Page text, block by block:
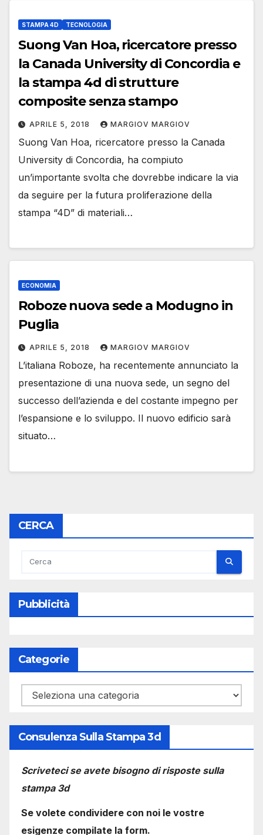
STAMPA 4D TECNOLOGIA
Suong Van Hoa, ricercatore presso
la Canada University di Concordia e
la stampa 4d di strutture
composite senza stampo
APRILE 5, 2018 MARGIOV MARGIOV
Suong Van Hoa, ricercatore presso la Canada
University di Concordia, ha compiuto
un’importante svolta che dovrebbe indicare la via
da seguire per la futura proliferazione della
stampa “4D” di materiali…
ECONOMIA
Roboze nuova sede a Modugno in
Puglia
APRILE 5, 2018 MARGIOV MARGIOV
L’italiana Roboze, ha recentemente annunciato la
presentazione di una nuova sede, un segno del
successo dell’azienda e del costante impegno per
l’espansione e lo sviluppo. Il nuovo edificio sarà
situato…
CERCA
Pubblicità
Categorie
Categorie
Consulenza Sulla Stampa 3d
Scriveteci se avete bisogno di risposte sulla
stampa 3d
Se volete condividere con noi le vostre
esigenze compilate la form.